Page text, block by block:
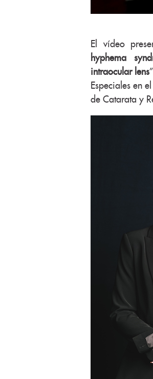
El vídeo
hyphema
intraocular lens
Especiales en
de Catarata y